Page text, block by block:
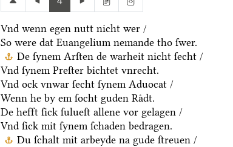
Vnd wenn egen nutt nicht wer /
So were dat Euangelium nemande tho ſwer.
De ſynem Arſten de warheit nicht ſecht /
Vnd ſynem Preſter bichtet vnrecht.
Vnd ock vnwar ſecht ſynem Aduocat /
Wenn he by em ſocht guden Raͤdt.
De hefft ſick ſulueſt allene vor gelagen /
Vnd ſick mit ſynem ſchaden bedragen.
Du ſchalt mit arbeyde na gude ſtreuen /